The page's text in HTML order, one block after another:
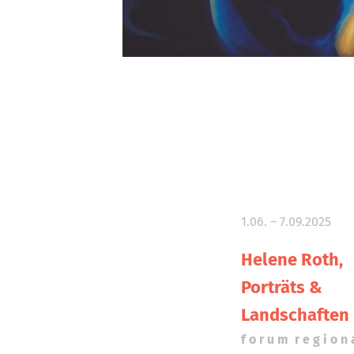
1.06. – 7.09.2025
Helene Roth,
Porträts &
Landschaften
f o r u m r e g i o n